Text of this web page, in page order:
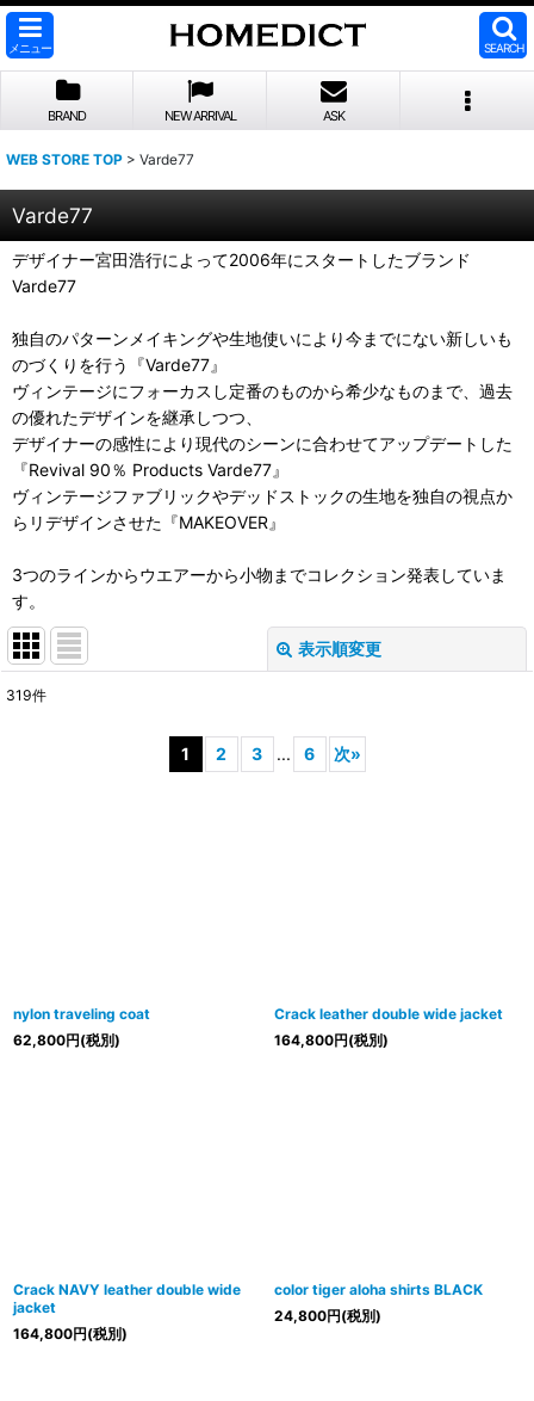
メニュー SEARCH
BRAND NEW ARRIVAL ASK
WEB STORE TOP > Varde77
Varde77
デザイナー宮田浩行によって2006年にスタートしたブランド
Varde77
独自のパターンメイキングや生地使いにより今までにない新しいも
のづくりを行う『Varde77』
ヴィンテージにフォーカスし定番のものから希少なものまで、過去
の優れたデザインを継承しつつ、
デザイナーの感性により現代のシーンに合わせてアップデートした
『Revival 90％ Products Varde77』
ヴィンテージファブリックやデッドストックの生地を独自の視点か
らリデザインさせた『MAKEOVER』
3つのラインからウエアーから小物までコレクション発表していま
す。
表示順変更
319件
1 2 3 ... 6 次»
nylon traveling coat
62,800円(税別)
Crack leather double wide jacket
164,800円(税別)
Crack NAVY leather double wide
jacket
164,800円(税別)
color tiger aloha shirts BLACK
24,800円(税別)